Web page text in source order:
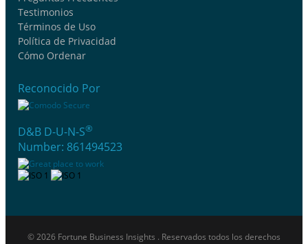
Testimonios
Términos de Uso
Política de Privacidad
Cómo Ordenar
Reconocido Por
D&B D-U-N-S®
Number: 861494523
© 2026 Fortune Business Insights . Reservados todos los derechos